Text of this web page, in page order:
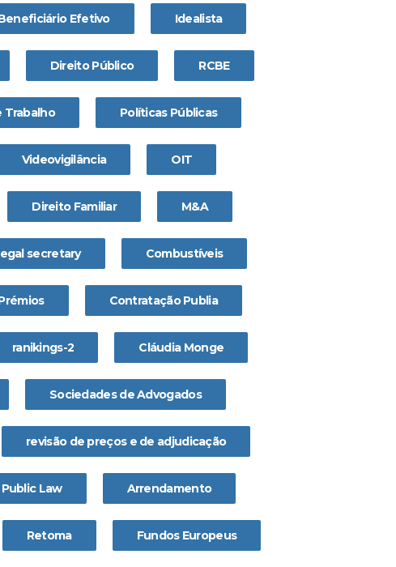
Efetivo Idealista
Direito Público RCBE
Trabalho Políticas Públicas
Videovigilância OIT
Direito Familiar M&A
secretary Combustíveis
Contratação Publia
ranikings-2 Cláudia Monge
Sociedades de Advogados
revisão de preços e de adjudicação
Public Law Arrendamento
Retoma Fundos Europeus